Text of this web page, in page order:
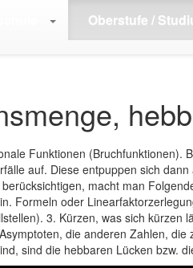
Oberstufe /
A.52 | Diverses zu
Funktionen (Bruchfunktionen).
auf. Diese entpuppen sich dann
macht man
Formeln oder
3. Kürzen, was sich kürzen
die anderen Zahlen, die
sind die hebbaren Lücken bzw.